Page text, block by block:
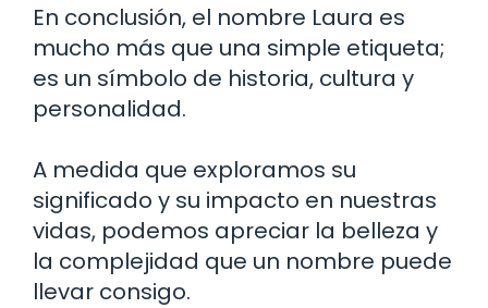
En conclusión, el nombre Laura es
mucho más que una simple etiqueta;
es un símbolo de historia, cultura y
personalidad.
A medida que exploramos su
significado y su impacto en nuestras
vidas, podemos apreciar la belleza y
la complejidad que un nombre puede
llevar consigo.